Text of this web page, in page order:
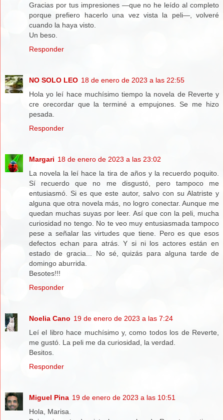
Gracias por tus impresiones —que no he leído al completo
porque prefiero hacerlo una vez vista la peli—, volveré
cuando la haya visto.
Un beso.
Responder
NO SOLO LEO 18 de enero de 2023 a las 22:55
Hola yo leí hace muchísimo tiempo la novela de Reverte y
cre orecordar que la terminé a empujones. Se me hizo
pesada.
Responder
Margari 18 de enero de 2023 a las 23:02
La novela la leí hace la tira de años y la recuerdo poquito.
Sí recuerdo que no me disgustó, pero tampoco me
entusiasmó. Si es que este autor, salvo con su Alatriste y
alguna que otra novela más, no logro conectar. Aunque me
quedan muchas suyas por leer. Así que con la peli, mucha
curiosidad no tengo. No te veo muy entusiasmada tampoco
pese a señalar las virtudes que tiene. Pero es que esos
defectos echan para atrás. Y si ni los actores están en
estado de gracia... No sé, quizás para alguna tarde de
domingo aburrida.
Besotes!!!
Responder
Noelia Cano 19 de enero de 2023 a las 7:24
Leí el libro hace muchísimo y, como todos los de Reverte,
me gustó. La peli me da curiosidad, la verdad.
Besitos.
Responder
Miguel Pina 19 de enero de 2023 a las 10:51
Hola, Marisa.